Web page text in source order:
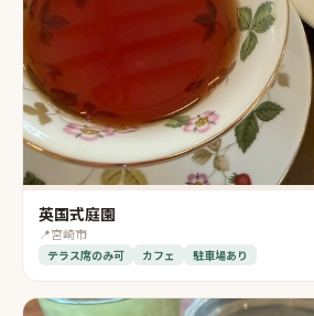
英国式庭園
📍宮崎市
テラス席のみ可 カフェ 駐車場あり